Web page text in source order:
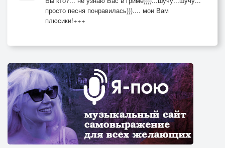
просто песня понравилась))).... мои Вам
плюсики!+++